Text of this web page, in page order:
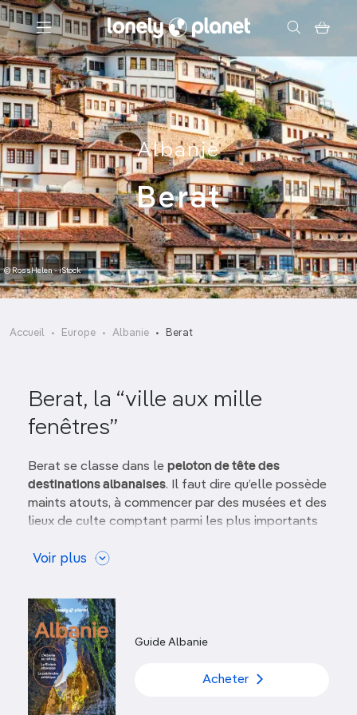
Menu
Votre recherche
Albanie
Berat
© RossHelen - iStock
Accueil Europe Albanie Berat
Berat, la “ville aux mille
fenêtres”
Berat se classe dans le peloton de tête des
destinations albanaises. Il faut dire qu’elle possède
maints atouts, à commencer par des musées et des
lieux de culte comptant parmi les plus importants
fenêtres, qui descendent en terrasses de part et
d’autre de la rivière jusqu’aux berges, constituant un
ensemble unique très bien conservé. La nuit, de
savantesilluminations
magie.
Voir plus
Guide Albanie
Acheter